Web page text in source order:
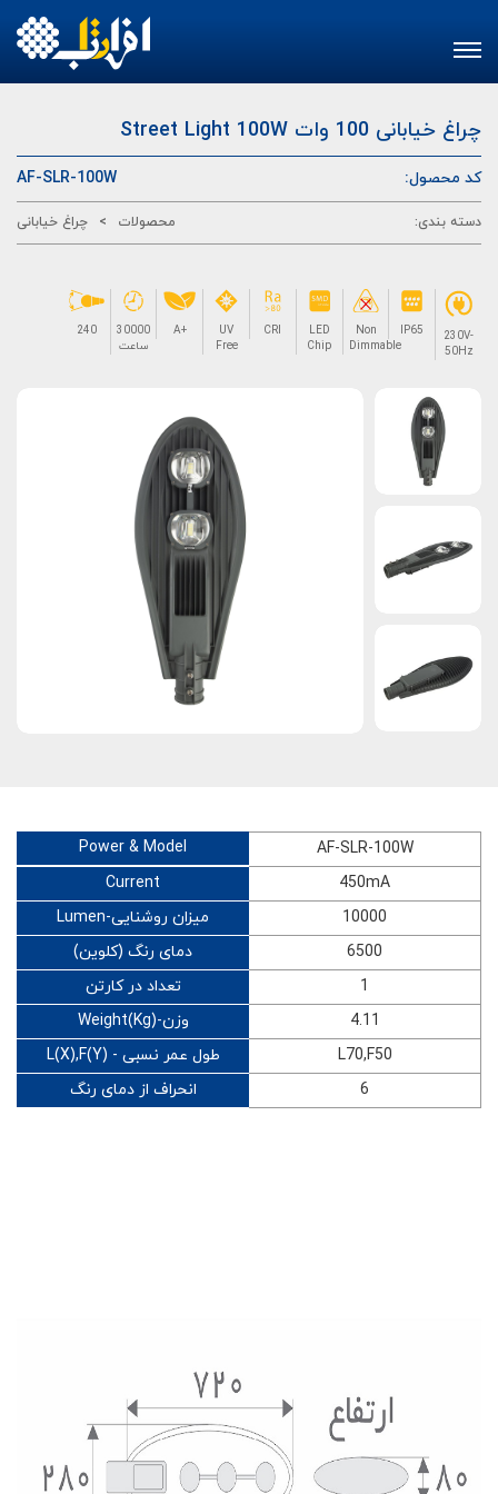
Toggle
چراغ خیابانی 100 وات Street Light 100W
کد محصول: AF-SLR-100W
دسته بندی: چراغ خیابانی > محصولات
230V-
50Hz
IP65
Non
Dimmable
LED
Chip
CRI
UV
Free
A+
30000
ساعت
240
Power & Model
AF-SLR-100W
Current
450mA
Lumen-میزان روشنایی
10000
دمای رنگ (کلوین)
6500
تعداد در کارتن
1
Weight(Kg)-وزن
4.11
L(X),F(Y) - طول عمر نسبی
L70,F50
انحراف از دمای رنگ
6